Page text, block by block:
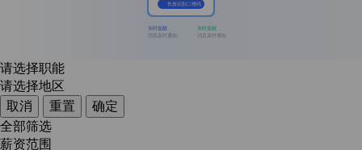
长按识别二维码
实时提醒
消息及时通知
实时提醒
消息及时通知
请选择职能
请选择地区
取消
重置
确定
全部筛选
薪资范围